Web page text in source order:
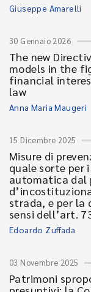
Giuseppe Amarelli
30 Gennaio 2026
The new
models in the
financial
law
Anna Maria Maugeri
15 Dicembre 2025
Misure di
quale sorte per
automatica dal
strada, e per la
sensi dell’art.
Edoardo Zuffada
03 Novembre 2025
Patrimoni